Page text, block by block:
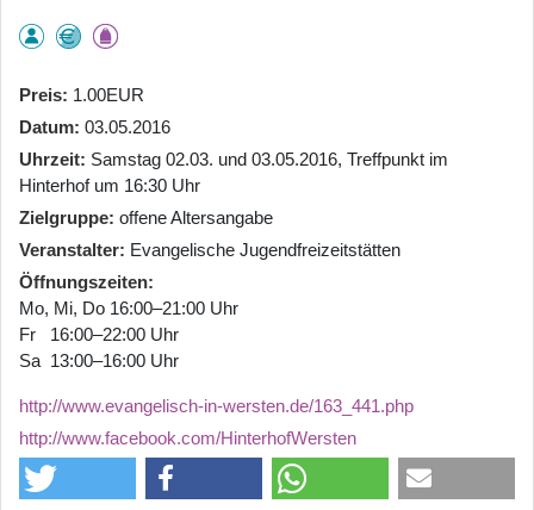
Preis 1.00EUR
Datum 03.05.2016
Uhrzeit Samstag 02.03. und 03.05.2016, Treffpunkt im
Hinterhof um 16:30 Uhr
Zielgruppe offene Altersangabe
Veranstalter Evangelische Jugendfreizeitstätten
Öffnungszeiten
Mo, Mi, Do 16:00–21:00 Uhr
Fr 16:00–22:00 Uhr
Sa 13:00–16:00 Uhr
http://www.evangelisch-in-wersten.de/163_441.php
http://www.facebook.com/HinterhofWersten